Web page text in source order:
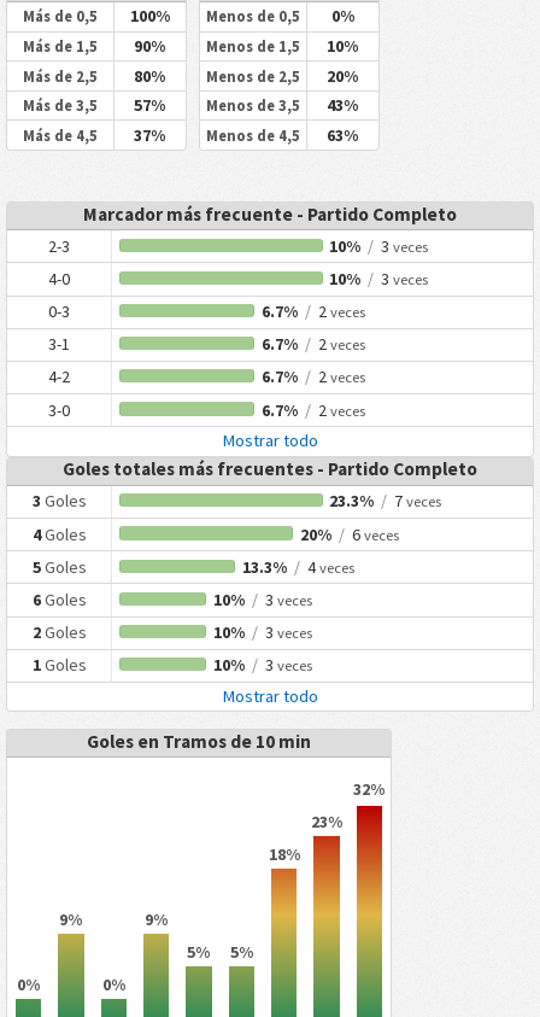
Más de 0,5 100%
Más de 1,5 90%
Más de 2,5 80%
Más de 3,5 57%
Más de 4,5 37%
Menos de 0,5 0%
Menos de 1,5 10%
Menos de 2,5 20%
Menos de 3,5 43%
Menos de 4,5 63%
Marcador más frecuente - Partido Completo
2-3 10% / 3veces
4-0 10% / 3veces
0-3 6.7% /2 veces
3-1 6.7% /2 veces
4-2 6.7% /2 veces
3-0 6.7% /2 veces
Mostrar todo
Goles totales más frecuentes - Partido Completo
3 Goles 23.3% / 7veces
4Goles 20% / 6veces
5Goles 13.3% /4veces
6Goles 10% /3 veces
2Goles 10% /3 veces
1Goles 10% /3 veces
Mostrar todo
Goles en Tramos de 10 min
0%
9%
0%
9%
5%
5%
18%
23%
32%